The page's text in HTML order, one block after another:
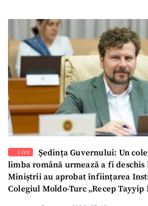
LIVE
Ședința Guvernului: Un
limba română urmează a fi deschis
Miniștrii au aprobat înființarea
Colegiul Moldo-Turc „Recep Tayyip